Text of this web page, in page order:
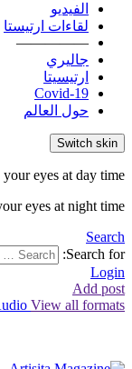
الفيديو
لقاءات ارتيستا
—————
جاليري
ارتيسيتا
Covid-19
حول العالم
Switch skin
eyes at day time.
eyes at night time.
Search
Search for:
Login
Add post
View all formats